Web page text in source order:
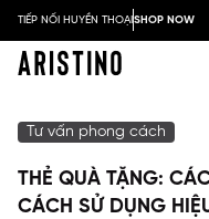
TIẾP NỐI HUYỀN THOẠISHOP NOW
Tư vấn phong cách
THẺ QUÀ TẶNG:
CÁCH SỬ DỤNG